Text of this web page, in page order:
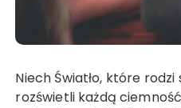
Niech Światło, które rodzi się w osobie Jezusa,
rozświetli każdą